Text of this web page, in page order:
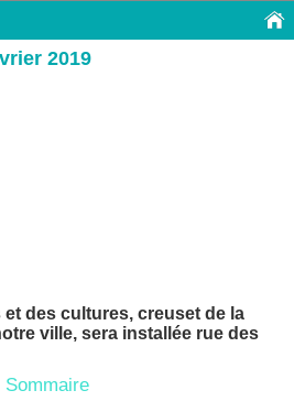
2019
des cultures, creuset de la
ville, sera installée rue des
Sommaire